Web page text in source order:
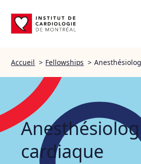
Accueil > Fellowships >
cardiaque